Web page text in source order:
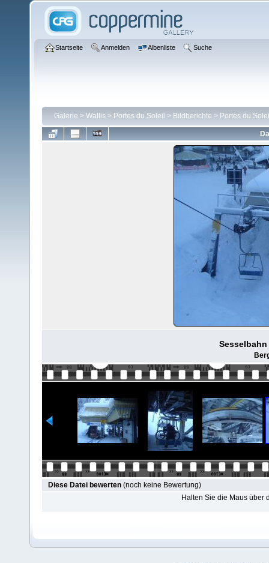
Startseite Anmelden Albenliste Suche
Galerie > Wallis > Portes du Soleil > Bildberichte > Portes du
Diese Datei bewerten (noch keine Bewertung)
Halten Sie die Maus über